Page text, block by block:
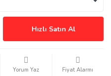
Hızlı Satın Al
Yorum Yaz Fiyat Alarmı